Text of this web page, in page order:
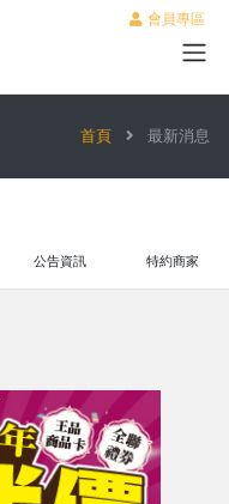
會員專區
首頁 最新消息
公告資訊 特約商家